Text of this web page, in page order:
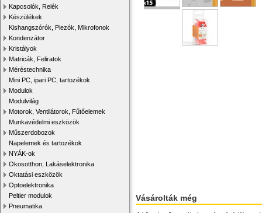
Kapcsolók, Relék
Készülékek
Kishangszórók, Piezók, Mikrofonok
Kondenzátor
Kristályok
Matricák, Feliratok
Méréstechnika
Mini PC, ipari PC, tartozékok
Modulok
Modulvilág
Motorok, Ventilátorok, Fűtőelemek
Munkavédelmi eszközök
Műszerdobozok
Napelemek és tartozékok
NYÁK-ok
Okosotthon, Lakáselektronika
Oktatási eszközök
Optoelektronika
Peltier modulok
Pneumatika
Vásárolták még